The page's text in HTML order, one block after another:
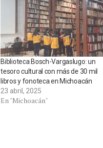
Biblioteca Bosch-Vargaslugo: un
tesoro cultural con más de 30 mil
libros y fonoteca en Michoacán
23 abril, 2025
En "Michoacán"